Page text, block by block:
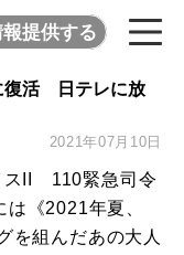
提供する
復活 日テレに放
2021年07月10日
スII 110緊急司令
《2021年夏、
を組んだあの大人